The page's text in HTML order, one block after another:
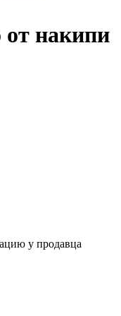
от накипи
у продавца